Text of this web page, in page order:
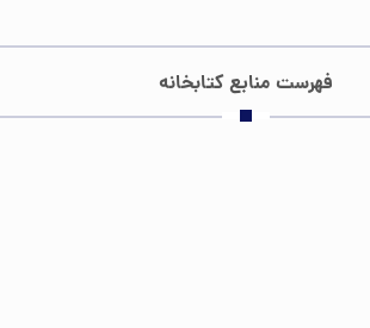
فهرست منابع کتابخانه